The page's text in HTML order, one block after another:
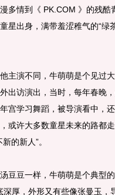
情到《 PK.COM 》的残酷
星出身，满带羞涩稚气的“绿
演不同，牛萌萌是个见过大
出访演出，当时，每年春晚
宫学习舞蹈，被导演看中，
或许大多数童星未来的路都
的新人”。
豆一样，牛萌萌是个典型的
厚，外形又有些像张曼玉，